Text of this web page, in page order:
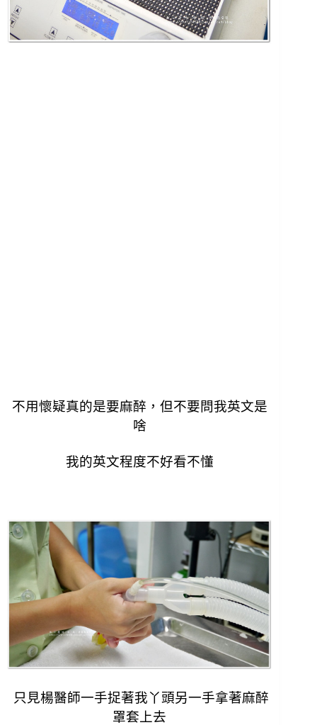
不用懷疑真的是要麻醉，但不要問我英文是
啥
我的英文程度不好看不懂
只見楊醫師一手捉著我丫頭另一手拿著麻醉
罩套上去